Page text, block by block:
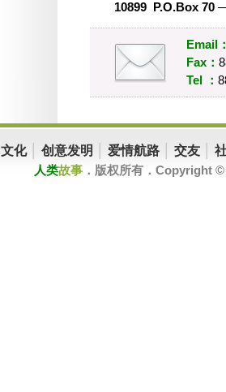
10899 P.O.Box 70
Email
Fax：
Tel ：
文化│创意发明 爱情航路 │交友
人类故事 ．版权所有．Copyright